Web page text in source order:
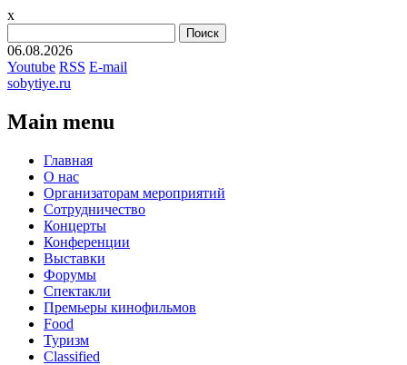
x
06.08.2026
Youtube RSS E-mail
sobytiye.ru
Main menu
Skip
content
Главная
О нас
Организаторам мероприятий
Сотрудничество
Концерты
Конференции
Выставки
Форумы
Спектакли
Премьеры кинофильмов
Food
Туризм
Сlassified